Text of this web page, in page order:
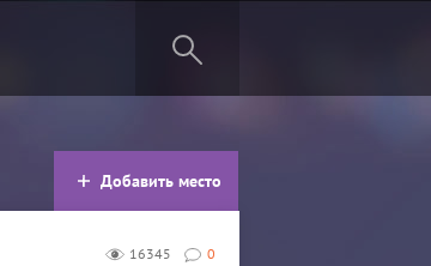
Добавить место
0
16345